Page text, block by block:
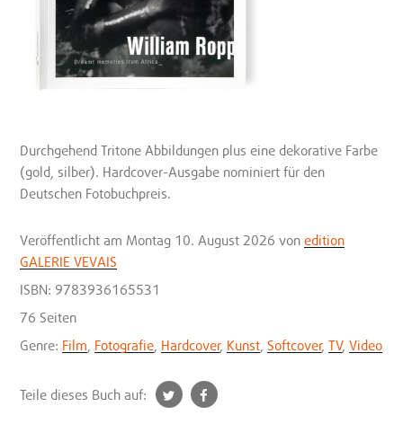
Durchgehend Tritone Abbildungen plus eine dekorative Farbe
(gold, silber). Hardcover-Ausgabe nominiert für den
Deutschen Fotobuchpreis.
Veröffentlicht am Montag 10. August 2026 vonedition
GALERIE VEVAIS
ISBN: 9783936165531
76 Seiten
Genre: Film Fotografie Hardcover, Kunst Softcover,TV,Video
Teile dieses Buch auf:
t